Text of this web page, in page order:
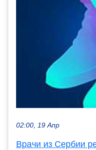
02:00, 19 Апр
Врачи из Сербии